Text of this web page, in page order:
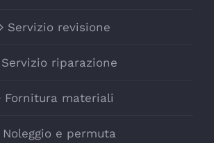
Servizio revisione
Servizio riparazione
Fornitura materiali
Noleggio e permuta